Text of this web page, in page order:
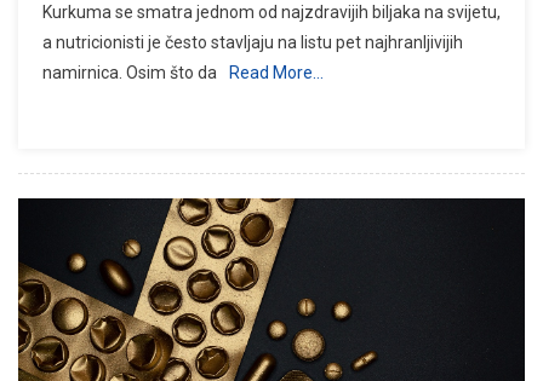
Kurkuma se smatra jednom od najzdravijih biljaka na svijetu,
a nutricionisti je često stavljaju na listu pet najhranljivijih
namirnica. Osim što da
Read More…